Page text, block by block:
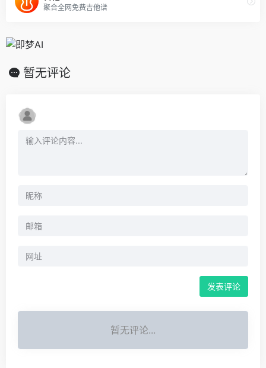
聚合全网免费吉他谱
暂无评论
暂无评论...